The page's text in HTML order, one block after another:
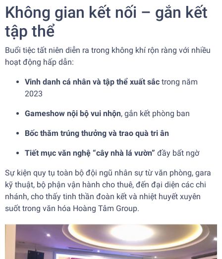
Không gian kết nối – gắn kết
tập thể
Buổi tiệc tất niên diễn ra trong không khí rộn ràng với nhiều
hoạt động hấp dẫn:
Vinh danh cá nhân và tập thể xuất sắc trong năm
2023
Gameshow nội bộ vui nhộn, gắn kết phòng ban
Bốc thăm trúng thưởng và trao quà tri ân
Tiết mục văn nghệ “cây nhà lá vườn” đầy bất ngờ
Sự kiện quy tụ toàn bộ đội ngũ nhân sự từ văn phòng, gara
kỹ thuật, bộ phận vận hành cho thuê, đến đại diện các chi
nhánh, cho thấy tinh thần đoàn kết và nhiệt huyết xuyên
suốt trong văn hóa Hoàng Tâm Group.